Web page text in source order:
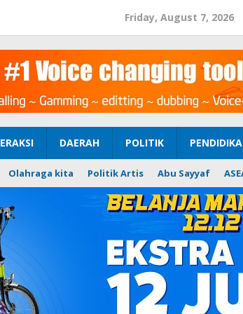
Friday, August 7, 2026
DAERAH POLITIK
Olahraga kita Politik Artis Abu Sayyaf